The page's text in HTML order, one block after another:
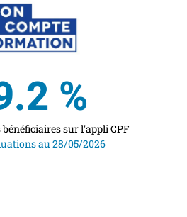
sur l'appli CPF
%
au 28/05/2026